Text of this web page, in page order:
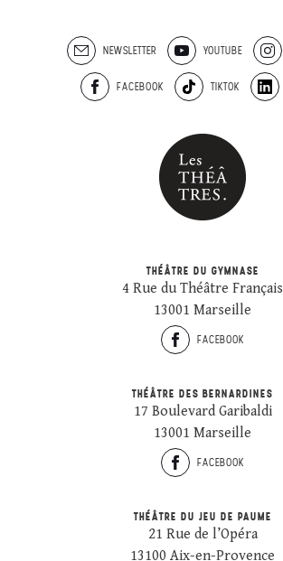
NEWSLETTER YOUTUBE
FACEBOOK TIKTOK
THÉÂTRE DU GYMNASE
4 Rue du Théâtre Français
13001 Marseille
FACEBOOK
THÉÂTRE DES BERNARDINES
17 Boulevard Garibaldi
13001 Marseille
FACEBOOK
THÉÂTRE DU JEU DE PAUME
21 Rue de l’Opéra
13100 Aix-en-Provence